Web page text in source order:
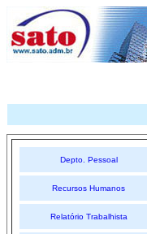
Depto. Pessoal
Recursos Humanos
Relatório Trabalhista